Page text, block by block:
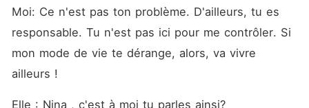
Moi: Ce n'est pas ton problème. D'ailleurs, tu es
responsable. Tu n'est pas ici pour me contrôler. Si
mon mode de vie te dérange, alors, va vivre
ailleurs !
Elle : Nina , c'est à moi tu parles ainsi?